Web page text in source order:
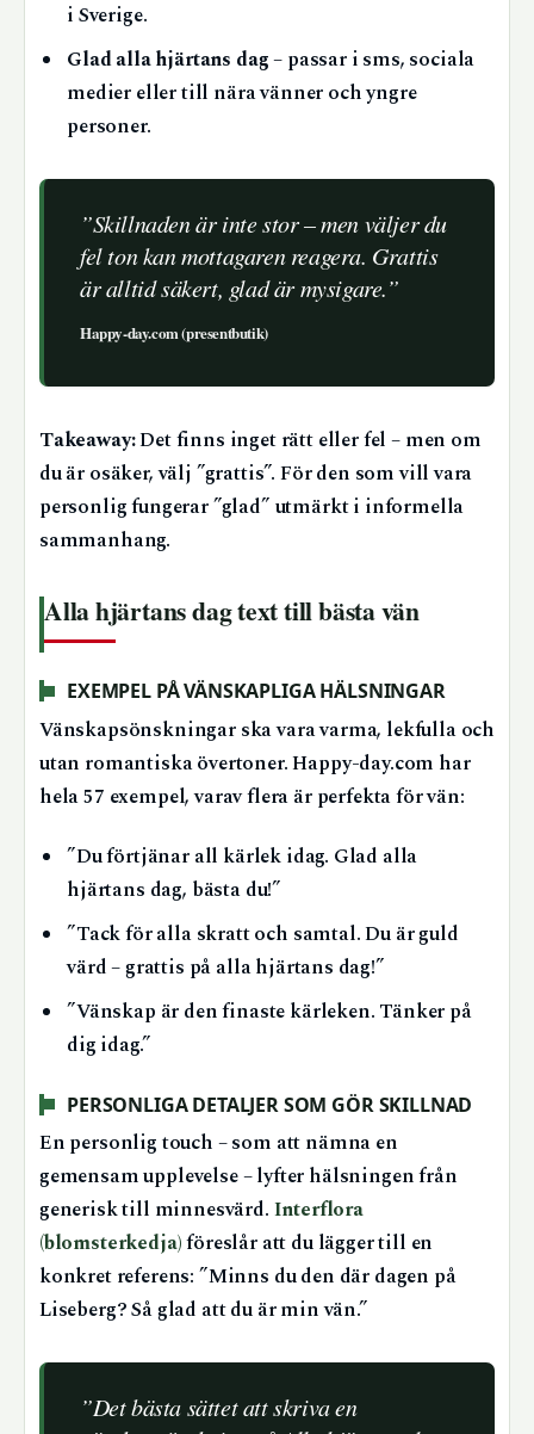
i Sverige.
Glad alla hjärtans dag– passar i sms, sociala
medier eller till nära vänner och yngre
personer.
”Skillnaden är inte stor – men väljer du
fel ton kan mottagaren reagera. Grattis
är alltid säkert, glad är mysigare.”
Happy-day.com (presentbutik)
Takeaway:Det finns inget rätt eller fel – men om
du är osäker, välj ”grattis”. För den som vill vara
personlig fungerar ”glad” utmärkt i informella
sammanhang.
Alla hjärtans dag text till bästa vän
EXEMPEL PÅ VÄNSKAPLIGA HÄLSNINGAR
Vänskapsönskningar ska vara varma, lekfulla och
utan romantiska övertoner. Happy-day.com har
hela 57 exempel, varav flera är perfekta för vän:
”Du förtjänar all kärlek idag. Glad alla
hjärtans dag, bästa du!”
”Tack för alla skratt och samtal. Du är guld
värd – grattis på alla hjärtans dag!”
”Vänskap är den finaste kärleken. Tänker på
dig idag.”
PERSONLIGA DETALJER SOM GÖR SKILLNAD
En personlig touch – som att nämna en
gemensam upplevelse – lyfter hälsningen från
generisk till minnesvärd. Interflora
(blomsterkedja)föreslår att du lägger till en
konkret referens: ”Minns du den där dagen på
Liseberg? Så glad att du är min vän.”
”Det bästa sättet att skriva en